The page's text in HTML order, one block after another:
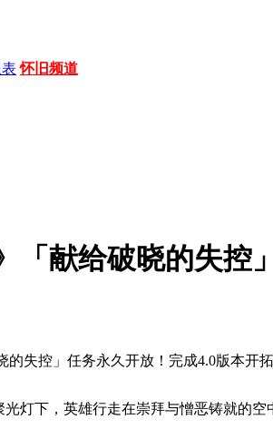
怀旧频道
「献给破晓的失控
的失控」任务永久开放！完成4.0版本
灯下，英雄行走在崇拜与憎恶铸就的